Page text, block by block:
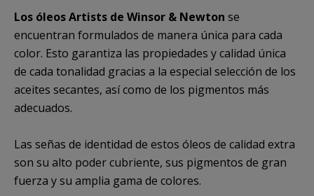
Los óleos Artists de Winsor & Newton se
encuentran formulados de manera única para cada
color. Esto garantiza las propiedades y calidad única
de cada tonalidad gracias a la especial selección de los
aceites secantes, así como de los pigmentos más
adecuados.
Las señas de identidad de estos óleos de calidad extra
son su alto poder cubriente, sus pigmentos de gran
fuerza y su amplia gama de colores.